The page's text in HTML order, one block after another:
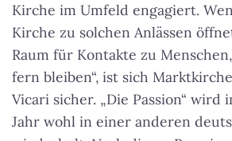
Kirche im Umfeld engagiert.
Kirche zu solchen Anlässen
Raum für Kontakte zu
fern bleiben“, ist sich
Vicari sicher. „Die Passion“ wird
Jahr wohl in einer anderen